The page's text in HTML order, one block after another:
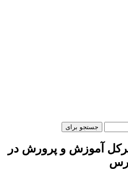
جستجو برای
آموزش و پرورش در